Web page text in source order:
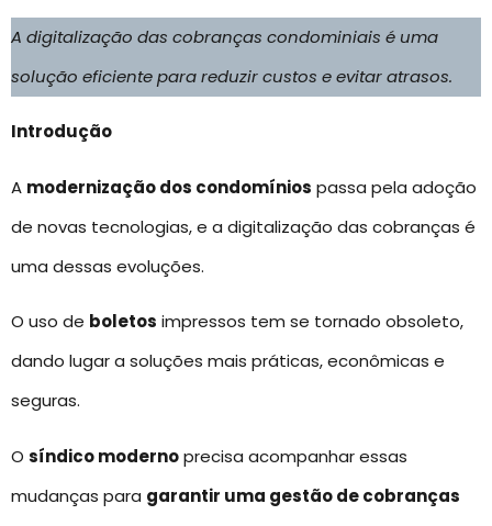
A digitalização das cobranças condominiais é uma
solução eficiente para reduzir custos e evitar atrasos.
Introdução
A modernização dos condomínios passa pela adoção
de novas tecnologias, e a digitalização das cobranças é
uma dessas evoluções.
O uso de boletos impressos tem se tornado obsoleto,
dando lugar a soluções mais práticas, econômicas e
seguras.
O síndico modernoprecisa acompanhar essas
mudanças para garantir uma gestão de cobranças